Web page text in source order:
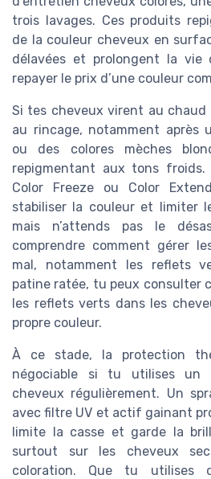
trois lavages. Ces produits
de la couleur cheveux en
délavées et prolongent la vie
repayer le prix d’une couleur
Si tes cheveux virent au chaud
au rincage, notamment après
ou des colores mèches
repigmentant aux tons froids.
Color Freeze ou Color
stabiliser la couleur et limiter
mais n’attends pas le
comprendre comment gérer
mal, notamment les reflets
patine ratée, tu peux consulter
les reflets verts dans les
propre couleur.
À ce stade, la protection
négociable si tu utilises un
cheveux régulièrement. Un
avec filtre UV et actif gainant
limite la casse et garde la
surtout sur les cheveux
coloration. Que tu utilises